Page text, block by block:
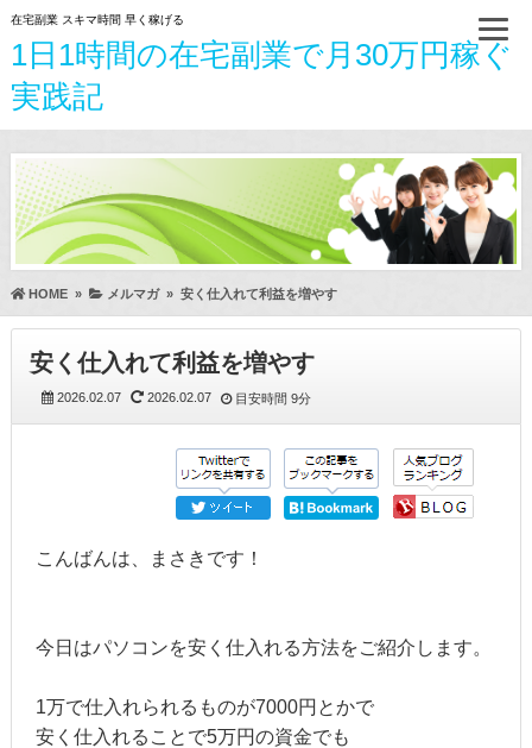
在宅副業 スキマ時間 早く稼げる
1日1時間の在宅副業で月30万円稼ぐ
実践記
HOME» メルマガ» 安く仕入れて利益を増やす
安く仕入れて利益を増やす
2026.02.07 2026.02.07 目安時間 9分
こんばんは、まさきです！
今日はパソコンを安く仕入れる方法をご紹介します。
1万で仕入れられるものが7000円とかで
安く仕入れることで5万円の資金でも